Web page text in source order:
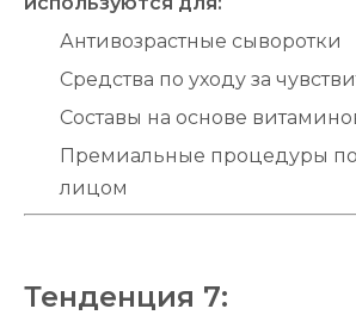
Антивозрастные сыворотки
Средства по уходу за
Составы на основе
Премиальные процедуры по
лицом
Тенденция 7: